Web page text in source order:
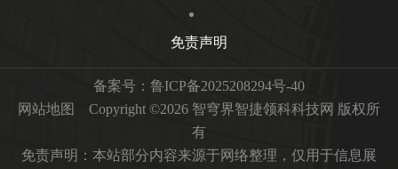
免责声明
备案号： 鲁ICP备2025208294号-40
网站地图
Copyright ©2026 智穹界智捷领科科技网 版权所
有
免责声明：本站部分内容来源于网络整理，仅用于信息展